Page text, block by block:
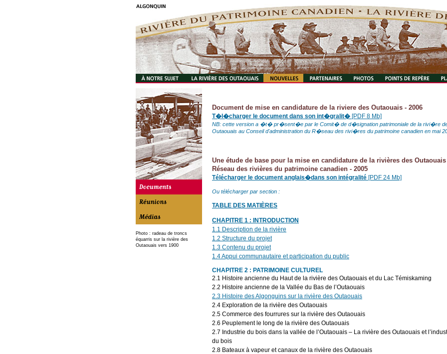
Photo : radeau de troncs
équarris sur la rivière des
Outaouais vers 1900
Document de mise en candidature de la riviere des Outaouais - 2006
T�l�charger le document dans son int�gralit� [PDF 8 Mb]
NB: cette version a �t� pr�sent�e par le Comit� de d�signation patrimoniale de la rivi�re
Outaouais au Conseil d'administration du R�seau des rivi�res du patrimoine canadien en mai
Une étude de base pour la mise en candidature de la rivières des
Réseau des rivières du patrimoine canadien - 2005
Télécharger le document anglais�dans son intégralité [PDF 24 Mb]
Ou télécharger par section :
TABLE DES MATIÈRES
CHAPITRE 1 : INTRODUCTION
1.1 Description de la rivière
1.2 Structure du projet
1.3 Contenu du projet
1.4 Appui communautaire et participation du public
CHAPITRE 2 : PATRIMOINE CULTUREL
2.1 Histoire ancienne du Haut de la rivière des Outaouais et du Lac Témiskaming
2.2 Histoire ancienne de la Vallée du Bas de l’Outaouais
2.3 Histoire des Algonguins sur la rivière des Outaouais
2.4 Exploration de la rivière des Outaouais
2.5 Commerce des fourrures sur la rivière des Outaouais
2.6 Peuplement le long de la rivière des Outaouais
2.7 Industrie du bois dans la vallée de l’Outaouais – La rivière des Outaouais et
du bois
2.8 Bateaux à vapeur et canaux de la rivière des Outaouais